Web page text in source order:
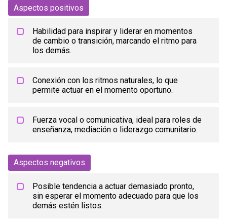
Aspectos positivos
Habilidad para inspirar y liderar en momentos
de cambio o transición, marcando el ritmo para
los demás.
Conexión con los ritmos naturales, lo que
permite actuar en el momento oportuno.
Fuerza vocal o comunicativa, ideal para roles de
enseñanza, mediación o liderazgo comunitario.
Aspectos negativos
Posible tendencia a actuar demasiado pronto,
sin esperar el momento adecuado para que los
demás estén listos.